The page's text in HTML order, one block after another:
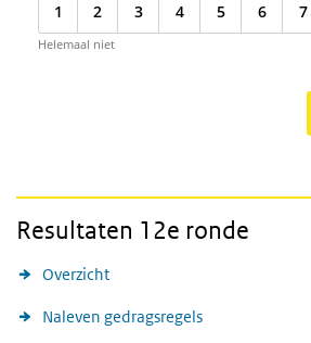
1 2 3 4 5 6 7
Helemaal niet
Resultaten 12e ronde
Overzicht
Naleven gedragsregels